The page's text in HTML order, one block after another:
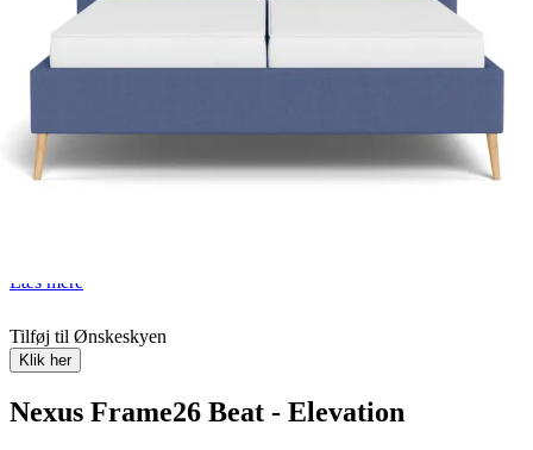
Medlemspris:
Tilpas din seng Find butik nær dig
Læs mere
30 butikker i Danmark
Læs mere
Tilføj til Ønskeskyen
Klik her
Nexus Frame26 Beat - Elevation